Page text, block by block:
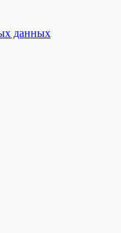
данных